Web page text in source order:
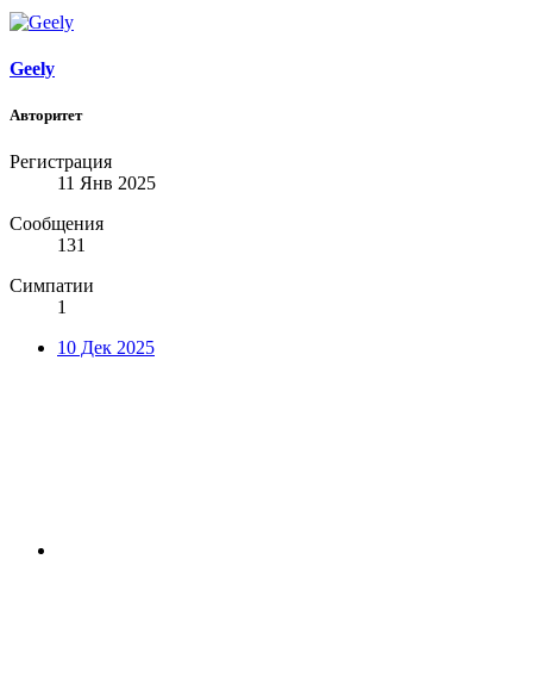
Geely
Авторитет
Регистрация
11 Янв 2025
Сообщения
131
Симпатии
1
10 Дек 2025